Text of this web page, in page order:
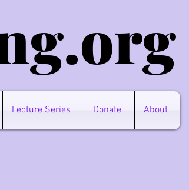
rg
Lecture Series Donate About